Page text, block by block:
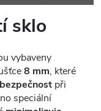
sklo
vybaveny
8 mm, které
při
speciální